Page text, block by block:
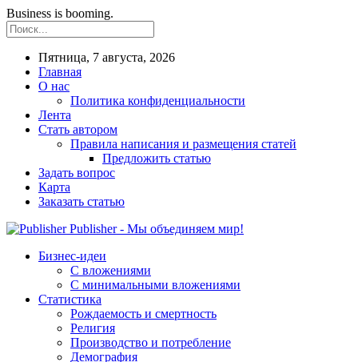
Business is booming.
Пятница, 7 августа, 2026
Главная
О нас
Политика конфиденциальности
Лента
Стать автором
Правила написания и размещения статей
Предложить статью
Задать вопрос
Карта
Заказать статью
Publisher - Мы объединяем мир!
Бизнес-идеи
С вложениями
С минимальными вложениями
Статистика
Рождаемость и смертность
Религия
Производство и потребление
Демография